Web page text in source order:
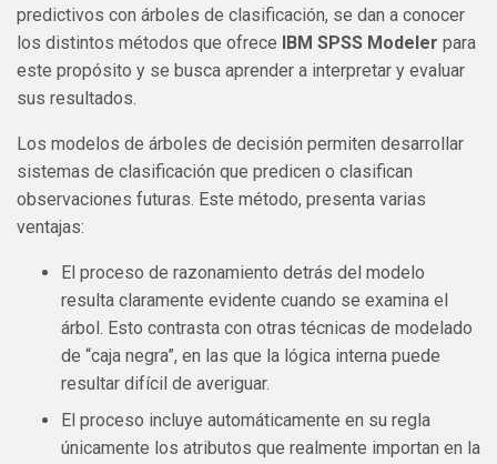
predictivos con árboles de clasificación, se dan a conocer
los distintos métodos que ofrece
IBM SPSS Modeler para
este propósito y se busca aprender a interpretar y evaluar
sus resultados.
Los modelos de árboles de decisión permiten desarrollar
sistemas de clasificación que predicen o clasifican
observaciones futuras. Este método, presenta varias
ventajas:
El proceso de razonamiento detrás del modelo
resulta claramente evidente cuando se examina el
árbol. Esto contrasta con otras técnicas de modelado
de “caja negra”, en las que la lógica interna puede
resultar difícil de averiguar.
El proceso incluye automáticamente en su regla
únicamente los atributos que realmente importan en la